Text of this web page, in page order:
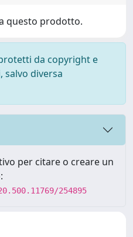
questo prodotto.
da copyright e
diversa
per citare o creare un
254895